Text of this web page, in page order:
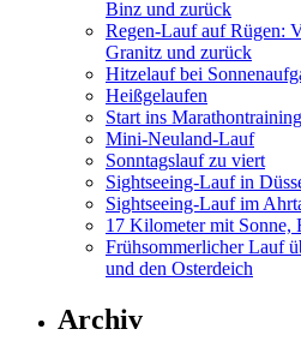
Binz und zurück
Regen-Lauf auf Rügen:
Granitz und zurück
Hitzelauf bei
Heißgelaufen
Start ins
Mini-Neuland-Lauf
Sonntagslauf zu viert
Sightseeing-Lauf in
Sightseeing-Lauf im
17 Kilometer mit Sonne,
Frühsommerlicher Lauf
und den Osterdeich
Archiv